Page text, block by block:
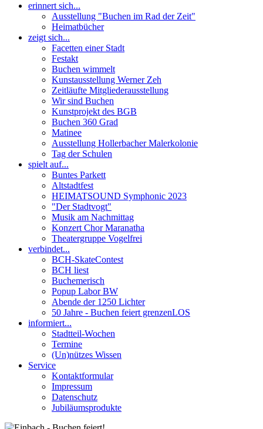
erinnert sich...
Ausstellung "Buchen im Rad der Zeit"
Heimatbücher
zeigt sich...
Facetten einer Stadt
Festakt
Buchen wimmelt
Kunstausstellung Werner Zeh
Zeitläufte Mitgliederausstellung
Wir sind Buchen
Kunstprojekt des BGB
Buchen 360 Grad
Matinee
Ausstellung Hollerbacher Malerkolonie
Tag der Schulen
spielt auf...
Buntes Parkett
Altstadtfest
HEIMATSOUND Symphonic 2023
"Der Stadtvogt"
Musik am Nachmittag
Konzert Chor Maranatha
Theatergruppe Vogelfrei
verbindet...
BCH-SkateContest
BCH liest
Buchemerisch
Popup Labor BW
Abende der 1250 Lichter
50 Jahre - Buchen feiert grenzenLOS
informiert...
Stadtteil-Wochen
Termine
(Un)nützes Wissen
Service
Kontaktformular
Impressum
Datenschutz
Jubiläumsprodukte